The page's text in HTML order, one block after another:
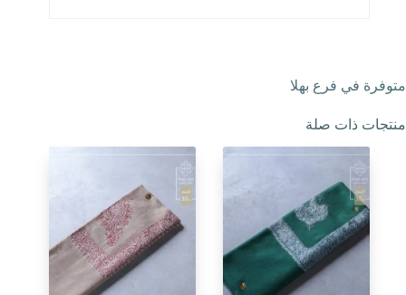
متوفرة في فرع بهلا
منتجات ذات صلة